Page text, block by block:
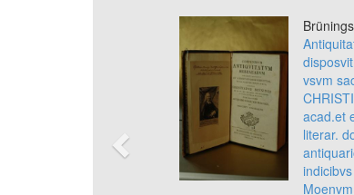
vsvm
acad.et
literar.
Previous